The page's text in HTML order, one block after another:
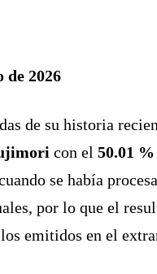
de 2026
de su historia
con el 50.01
se había
por lo que el
emitidos en el